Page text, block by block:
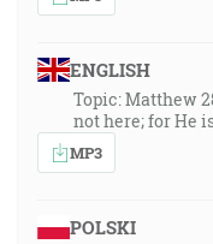
ENGLISH
Topic: Matthew
not here; for He
MP3
POLSKI